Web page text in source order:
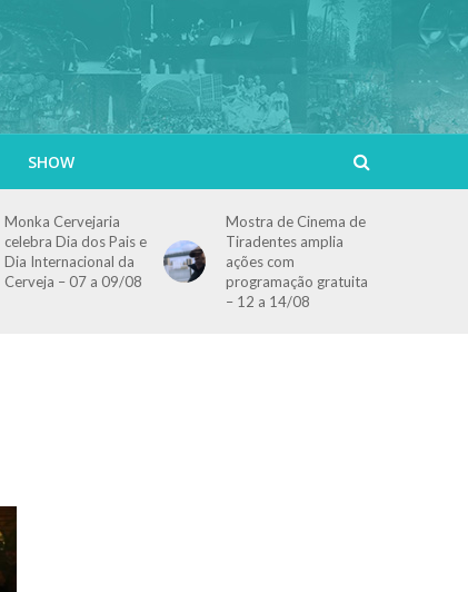
SHOW
Monka Cervejaria
celebra Dia dos Pais e
Dia Internacional da
Cerveja – 07 a 09/08
Mostra de Cinema de
Tiradentes amplia
ações com
programação gratuita
– 12 a 14/08